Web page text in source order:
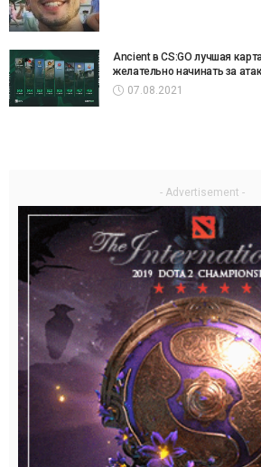
Ancient в CS:GO лучшая
желательно начинать за
07.08.2021
- Advertisement -